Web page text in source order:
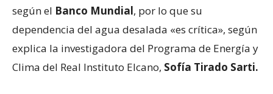
según el Banco Mundial, por lo que su
dependencia del agua desalada «es crítica», según
explica la investigadora del Programa de Energía y
Clima del Real Instituto Elcano, Sofía Tirado Sarti.